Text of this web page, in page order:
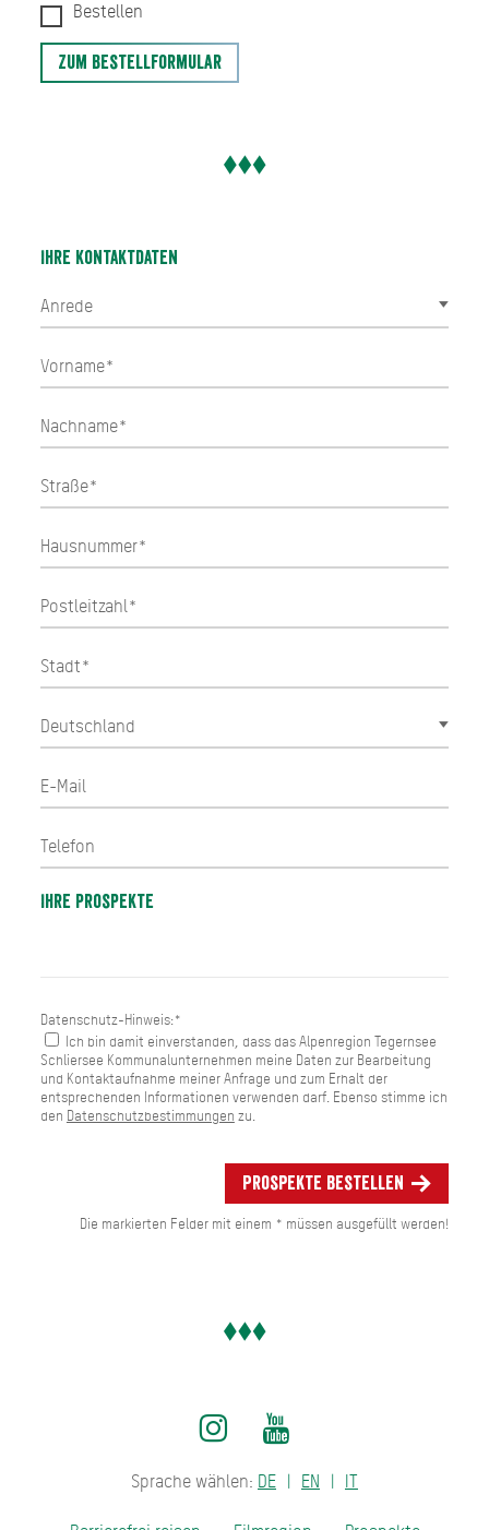
Bestellen
Zum Bestellformular
Ihre Kontaktdaten
Ihre Prospekte
Datenschutz-Hinweis:*
Ich bin damit einverstanden, dass das Alpenregion Tegernsee
Schliersee Kommunalunternehmen meine Daten zur Bearbeitung
und Kontaktaufnahme meiner Anfrage und zum Erhalt der
entsprechenden Informationen verwenden darf. Ebenso stimme ich
den Datenschutzbestimmungen zu.
Prospekte bestellen
Die markierten Felder mit einem * müssen ausgefüllt werden!
Sprache wählen: DE EN IT